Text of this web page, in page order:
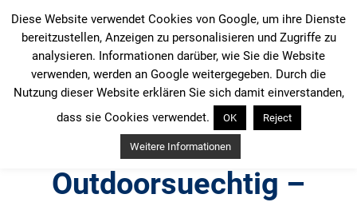
Inhalt
springen
Outdoorsuechtig –
Diese Website verwendet Cookies von Google, um ihre Dienste
bereitzustellen, Anzeigen zu personalisieren und Zugriffe zu
analysieren. Informationen darüber, wie Sie die Website
verwenden, werden an Google weitergegeben. Durch die
Nutzung dieser Website erklären Sie sich damit einverstanden,
dass sie Cookies verwendet.
OK Reject
Weitere Informationen